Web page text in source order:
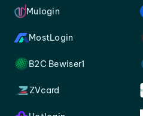
Mulogin
MostLogin
B2C Bewiser1
ZVcard